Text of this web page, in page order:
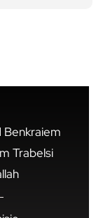
Benkraiem
Trabelsi